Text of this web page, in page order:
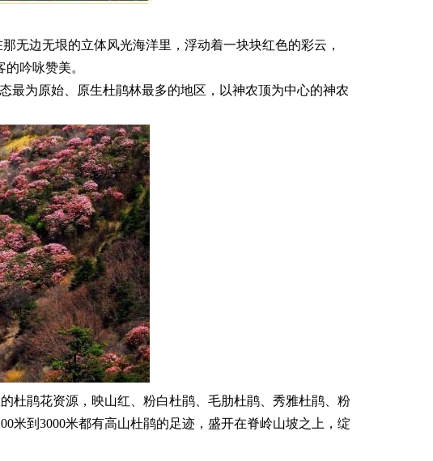
无边无垠的立体风光海洋里，浮动着一块块红色的彩云，
吟咏赞美。
最为原始、原生杜鹃林最多的地区，以神农顶为中心的神农
杜鹃花资源，映山红、粉白杜鹃、毛肋杜鹃、秀雅杜鹃、粉
米到3000米都有高山杜鹃的足迹，盛开在脊岭山坡之上，绽